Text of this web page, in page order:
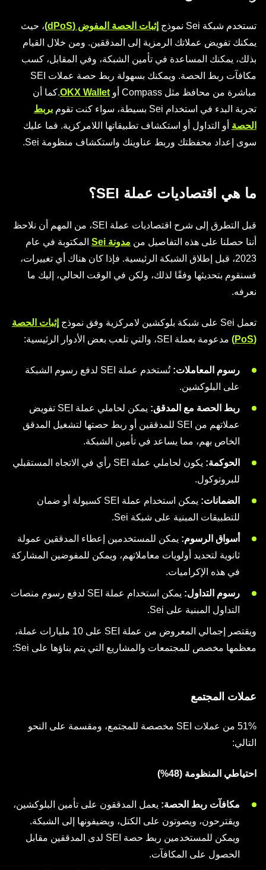
تستخدم شبكة Sei نموذج إثبات الحصة المفوض (dPoS)
، حيث
يمكنك تفويض عملاتك الرمزية إلى المدققين. ومن خلال القيام
بذلك، يمكنك المساعدة في تأمين الشبكة، وفي المقابل، كسب
مكافآت ربط الحصة. ويمكنك بسهولة ربط حصة عملات SEI
مباشرة من محافظ مثل Compass أو
OKX Wallet.كما أن
تجربة البدء في استخدام Sei بسيطة، سواء كنت تقوم
بربط
الحصة أو التداول أو استكشاف تطبيقاتها اللامركزية. فما عليك
سوى إعداد محفظتك وربط عناوينك واستكشاف منظومة Sei.
ما هي اقتصاديات عملة SEI؟
قبل التطرق إلى شرح اقتصاديات عملة SEI، من المهم أن نلاحظ
أننا حصلنا على هذه التفاصيل من مدونة Sei
المكتوبة في عام
2023، قبل إطلاق الشبكة الرئيسية. فإذا كان هناك أي تغييرات،
فسنقوم بتحديثها وفقًا لذلك، ولكن في الوقت الحالي، إليك ما
نعرفه.
تعمل Sei على شبكة بلوكشين لامركزية وفق نموذج
إثبات الحصة
(PoS)
مدعومة بعملة SEI، والتي تلعب بعض الأدوار الرئيسية:
رسوم المعاملات:
تُستخدم عملة SEI لدفع رسوم الشبكة
على البلوكشين.
ربط الحصة مع المدقق:
يمكن لحاملي عملة SEI تفويض
عملاتهم من SEI للمدققين أو ربط حصتها لتشغيل المدقق
الخاص بهم، مما يساعد في تأمين الشبكة.
الحوكمة:
يكون لحاملي عملة SEI رأي في الاتجاه المستقبلي
للبروتوكول.
الضمانات:
يمكن استخدام عملة SEI كسيولة أو ضمان
للتطبيقات المبنية على شبكة Sei.
أسواق الرسوم: يمكن للمستخدمين إعطاء المدققين عمولة
ثانوية لتحديد أولويات معاملاتهم، ويمكن للمفوضين المشاركة
في هذه الإكراميات.
رسوم التداول:
يمكن استخدام عملة SEI لدفع رسوم منصات
التداول المبنية على Sei.
ويقتصر إجمالي المعروض من عملة SEI على 10 مليارات عملة،
معظمها مخصص للمجتمعات والمشاريع التي يتم بناؤها على Sei:
عملات المجتمع
51% من عملات SEI مخصصة للمجتمع، ومقسمة على النحو
التالي:
احتياطي المنظومة (48%)
مكافآت ربط الحصة: يعمل المدققون على تأمين البلوكشين،
ويقترحون، ويصوتون على الكتل، ويضيفونها إلى الشبكة.
ويمكن للمستخدمين ربط حصة SEI لدى المدققين مقابل
الحصول على المكافآت.